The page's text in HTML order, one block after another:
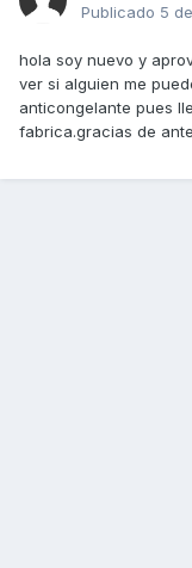
Publicado 5
hola soy nuevo y
ver si alguien me
anticongelante pues
fabrica.gracias de